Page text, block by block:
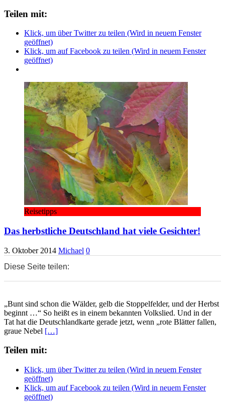
Teilen mit:
Klick, um über Twitter zu teilen (Wird in neuem Fenster
geöffnet)
Klick, um auf Facebook zu teilen (Wird in neuem Fenster
geöffnet)
Reisetipps
Das herbstliche Deutschland hat viele Gesichter!
3. Oktober 2014 Michael 0
Diese Seite teilen:
„Bunt sind schon die Wälder, gelb die Stoppelfelder, und der Herbst
beginnt …“ So heißt es in einem bekannten Volkslied. Und in der
Tat hat die Deutschlandkarte gerade jetzt, wenn „rote Blätter fallen,
graue Nebel […]
Teilen mit:
Klick, um über Twitter zu teilen (Wird in neuem Fenster
geöffnet)
Klick, um auf Facebook zu teilen (Wird in neuem Fenster
geöffnet)